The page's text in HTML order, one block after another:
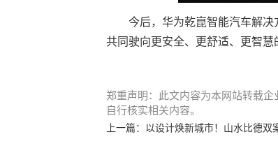
今后，华为乾崑智能汽车解决
共同驶向更安全、更舒适、更智慧
郑重声明：此文内容为本网站转载
自行核实相关内容。
上一篇： 以设计焕新城市！山水比德